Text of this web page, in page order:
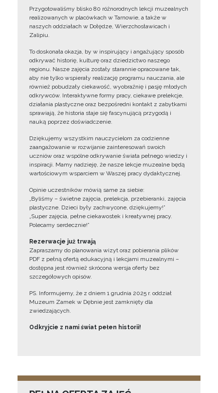
Przygotowaliśmy blisko 80 różnorodnych lekcji muzealnych
realizowanych w placówkach w Tarnowie, a także w
naszych oddziałach w Dołędze, Wierzchosławicach i
Zalipiu.
To doskonała okazja, by w inspirujący i angażujący sposób
odkrywać historię, kulturę oraz dziedzictwo naszego
regionu. Nasze zajęcia zostały starannie opracowane tak,
aby nie tylko wspierały realizację programu nauczania, ale
również pobudzały ciekawość, wyobraźnię i pasję młodych
odkrywców. Interaktywne formy pracy, ciekawe prelekcje,
działania plastyczne oraz bezpośredni kontakt z zabytkami
sprawiają, że historia staje się fascynującą przygodą i
nauką poprzez doświadczenie.
Dziękujemy wszystkim nauczycielom za codzienne
zaangażowanie w rozwijanie zainteresowań swoich
uczniów oraz wspólne odkrywanie świata pełnego wiedzy i
inspiracji. Mamy nadzieję, że nasze lekcje muzealne będą
wartościowym wsparciem w Waszej pracy dydaktycznej.
Opinie uczestników mówią same za siebie:
„Byliśmy – świetne zajęcia, prelekcja, przebieranki, zajęcia
plastyczne. Dzieci były zachwycone, dziękujemy!”
„Super zajęcia, pełne ciekawostek i kreatywnej pracy.
Polecamy serdecznie!”
Rezerwacje już trwają
Zapraszamy do planowania wizyt oraz pobierania plików
PDF z pełną ofertą edukacyjną i lekcjami muzealnymi –
dostępna jest również skrócona wersja oferty bez
szczegółowych opisów.
PS. Informujemy, że z dniem 1 grudnia 2025 r. oddział
Muzeum Zamek w Dębnie jest zamknięty dla
zwiedzających.
Odkryjcie z nami świat pełen historii!